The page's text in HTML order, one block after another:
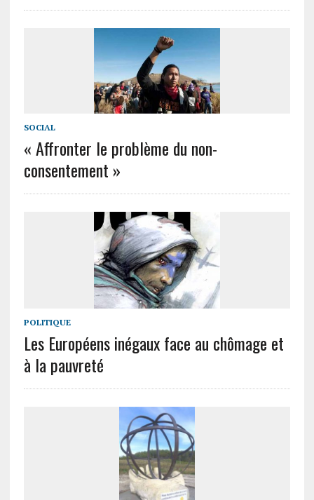
SOCIAL
« Affronter le problème du non-
consentement »
POLITIQUE
Les Européens inégaux face au chômage et
à la pauvreté